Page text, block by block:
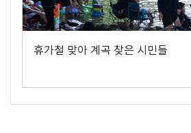
휴가철 맞아 계곡 찾은 시민들